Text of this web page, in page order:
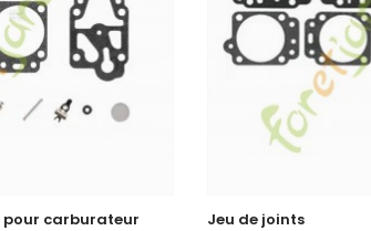
carburateur
Jeu de joints